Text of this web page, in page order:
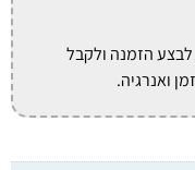
הזמנה ולקבל
ואנרגיה.